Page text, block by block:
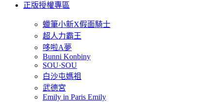
正版授權專區
蠟筆小新X假面騎士
超人力霸王
哆啦A夢
Bunni Konbiny
SOU·SOU
白沙屯媽祖
武德宮
Emily in Paris Emily